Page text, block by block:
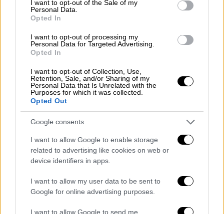
I want to opt-out of the Sale of my
Personal Data.
Opted In
I want to opt-out of processing my
Personal Data for Targeted Advertising.
Opted In
I want to opt-out of Collection, Use,
Retention, Sale, and/or Sharing of my
Personal Data that Is Unrelated with the
Purposes for which it was collected.
Opted Out
Google consents
I want to allow Google to enable storage
related to advertising like cookies on web or
device identifiers in apps.
I want to allow my user data to be sent to
Google for online advertising purposes.
I want to allow Google to send me
ethnos.gr,σύμφωνα με τη σύμβαση που έχει
γίνει με την ιδιωτική εταιρεία courier,
σκευασμάτων, είτε στο σπίτι των ασθενών,
είτε στα ιδιωτικά φαρμακεία.
Το σχέδιο
Σε πρώτη φάση, με βάση τις ίδιες πηγές του
ethnos.gr,αναμένεται να γίνουν λιγότερες
αποστολές προκειμένου να ελεγχθεί το
σύστημα εάν παρουσιάζει προβλήματα.
Να σημειωθεί ότι κάθε χρόνο
300.000 συνταγές ακριβών φαρμάκων. Και
είναι γνωστό ότι εκατοντάδες χρονίως
πάσχοντες ταλαιπωρούνται στις ουρές